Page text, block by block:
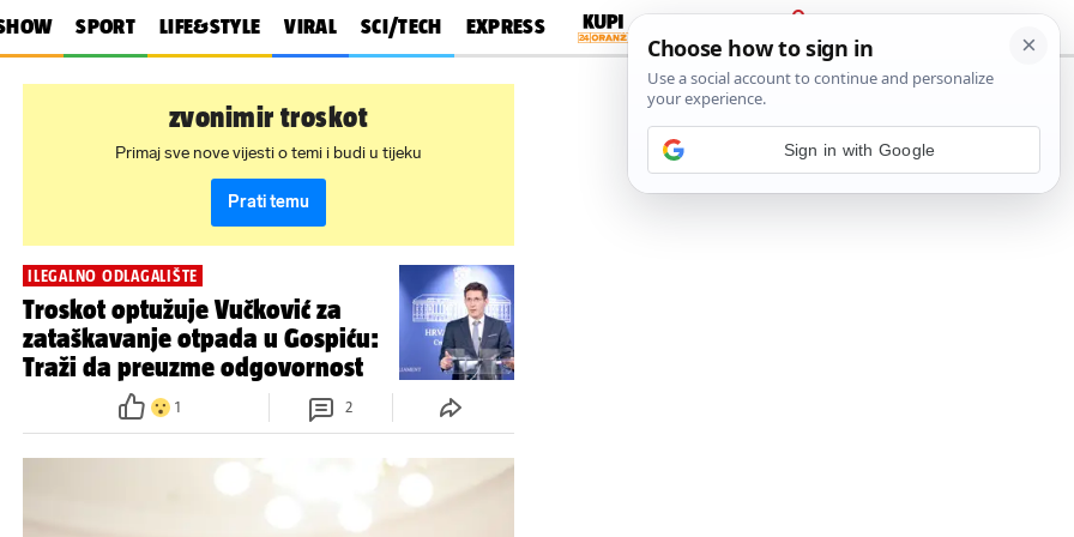
SPORT LIFE&STYLE VIRAL SCI/TECH EXPRESS
PRIJAVA
zvonimir troskot
Prati temu
ILEGALNO ODLAGALIŠTE
Troskot optužuje Vučković za
Traži da preuzme odgovornost
Sign in with Google